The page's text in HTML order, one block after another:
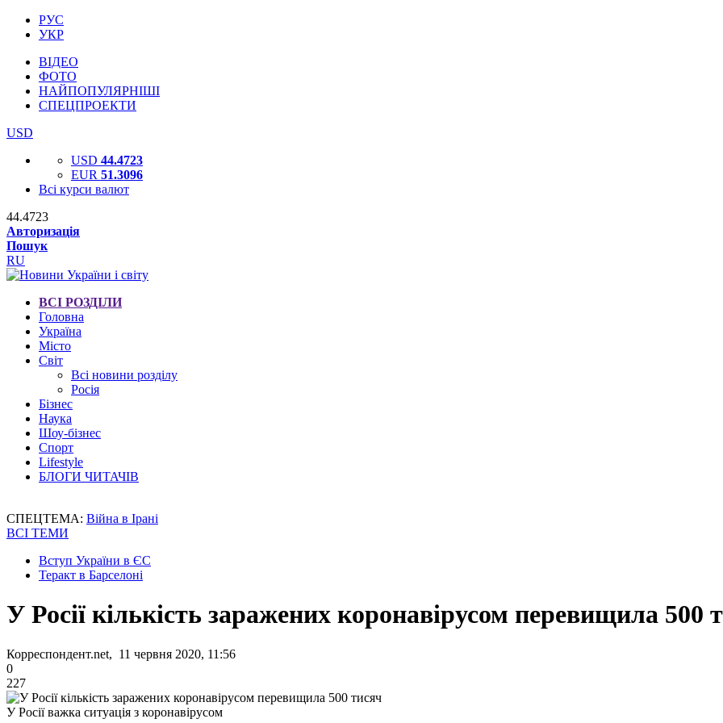
РУС
УКР
ВІДЕО
ФОТО
НАЙПОПУЛЯРНІШІ
СПЕЦПРОЕКТИ
USD
USD 44.4723
EUR 51.3096
Всі курси валют
44.4723
Авторизація
Пошук
RU
ВСІ РОЗДІЛИ
Головна
Україна
Місто
Світ
Всі новини розділу
Росія
Бізнес
Наука
Шоу-бізнес
Спорт
Lifestyle
БЛОГИ ЧИТАЧІВ
СПЕЦТЕМА: Війна в Ірані
ВСІ ТЕМИ
Вступ України в ЄС
Теракт в Барселоні
У Росії кількість заражених коронавірусом перевищила 500
Корреспондент.net, 11 червня 2020, 11:56
0
227
У Росії важка ситуація з коронавірусом